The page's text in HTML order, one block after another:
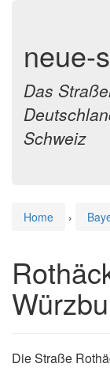
neue-
Das
Schweiz
Home ›
Die Straße